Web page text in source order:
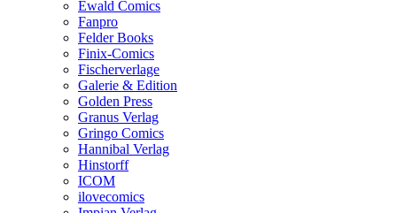
Ewald Comics
Fanpro
Felder Books
Finix-Comics
Fischerverlage
Galerie & Edition
Golden Press
Granus Verlag
Gringo Comics
Hannibal Verlag
Hinstorff
ICOM
ilovecomics